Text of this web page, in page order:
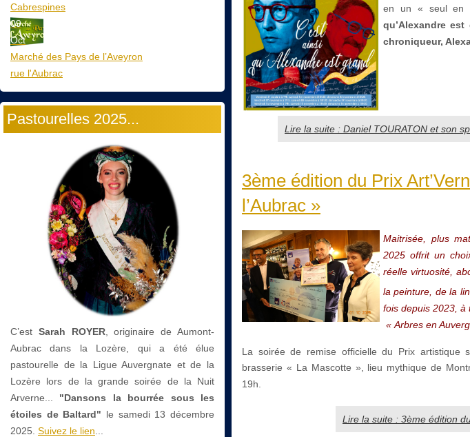
Cabrespines
09
Oct
Marché des Pays de l’Aveyron
rue l'Aubrac
Pastourelles 2025...
C’est Sarah ROYER, originaire de Aumont-
Aubrac dans la Lozère, qui a été élue
pastourelle de la Ligue Auvergnate et de la
Lozère lors de la grande soirée de la Nuit
Arverne...
"Dansons la bourrée sous les
étoiles de Baltard" le samedi 13 décembre
2025. Suivez le lien
en un « seul en
qu’Alexandre est
chroniqueur,
Lire la suite : Daniel TOURATON et son
3ème édition du Prix
l’Aubrac »
Maitrisée, plus
2025 offrit un
réelle virtuosité,
la peinture, de la
fois depuis 2023, à
« Arbres en
La soirée de remise officielle du Prix artistique
brasserie « La Mascotte », lieu mythique de
19h.
Lire la suite : 3ème édition